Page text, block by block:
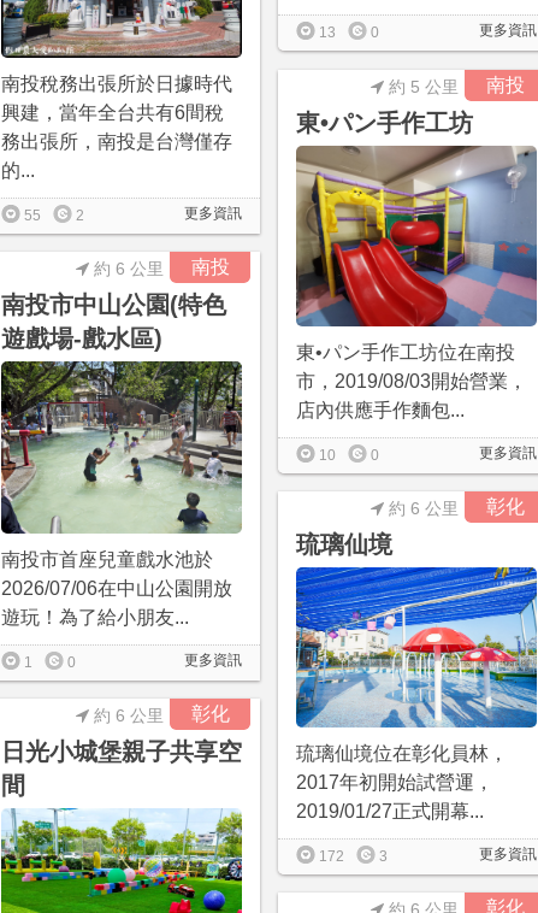
更多資訊
13 0
南投稅務出張所於日據時代
興建，當年全台共有6間稅
務出張所，南投是台灣僅存
的...
更多資訊
55 2
南投
東•パン手作工坊
約 5 公里
東•パン手作工坊位在南投
市，2019/08/03開始營業，
店內供應手作麵包...
更多資訊
10 0
南投
南投市中山公園(特色
遊戲場-戲水區)
約 6 公里
南投市首座兒童戲水池於
2026/07/06在中山公園開放
遊玩！為了給小朋友...
更多資訊
1 0
彰化
琉璃仙境
約 6 公里
琉璃仙境位在彰化員林，
2017年初開始試營運，
2019/01/27正式開幕...
更多資訊
172 3
彰化
日光小城堡親子共享空
間
約 6 公里
彰化